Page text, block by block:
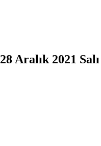
Aralık 2021